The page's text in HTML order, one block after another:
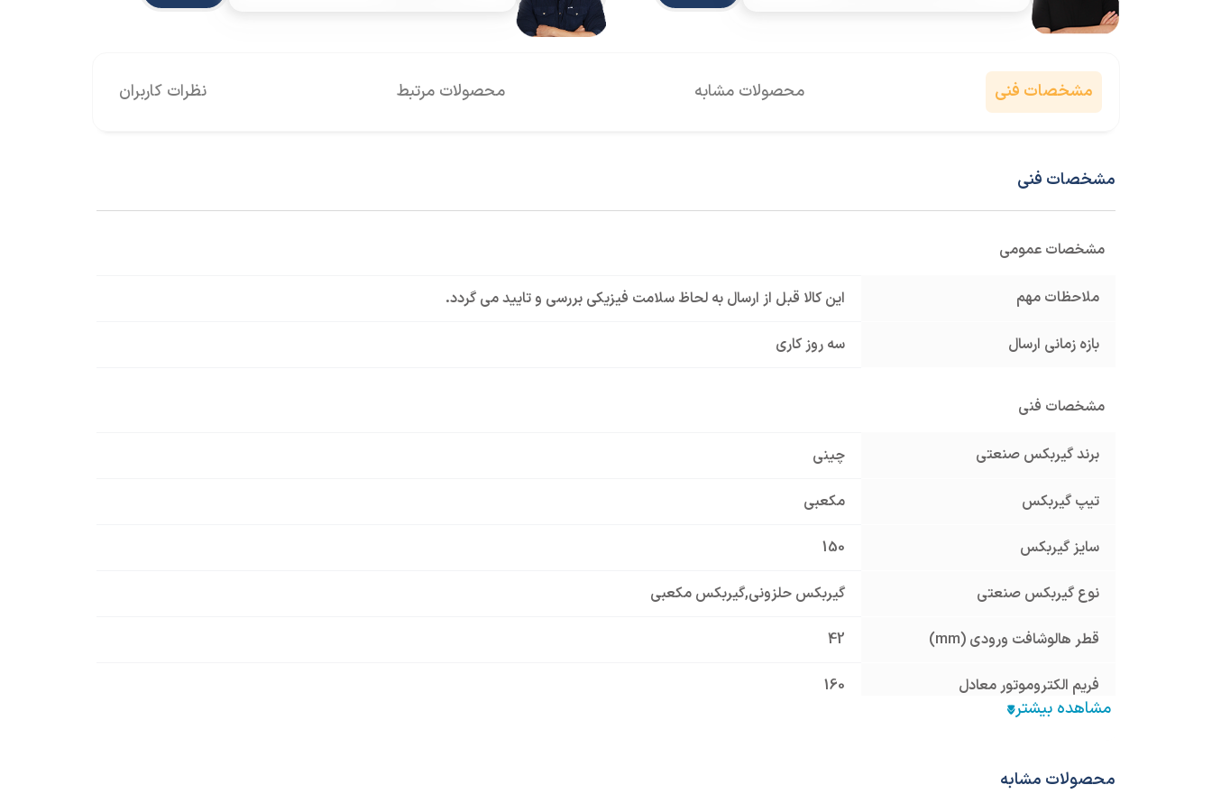
مشخصات فنی محصولات مشابه محصولات مرتبط نظرات کاربران
مشخصات فنی
مشخصات عمومی
ملاحظات مهم این کالا قبل از ارسال به لحاظ سلامت فیزیکی بررسی و تایید می گردد.
بازه زمانی ارسال سه روز کاری
مشخصات فنی
برند گیربکس صنعتی چینی
تیپ گیربکس مکعبی
سایز گیربکس 150
نوع گیربکس صنعتی گیربکس حلزونی,گیربکس مکعبی
قطر هالوشافت ورودی (mm) 42
فریم الکتروموتور معادل 160
جنس پوسته
محصولات مشابه